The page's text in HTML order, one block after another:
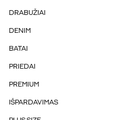
DRABUŽIAI
DENIM
BATAI
PRIEDAI
PREMIUM
IŠPARDAVIMAS